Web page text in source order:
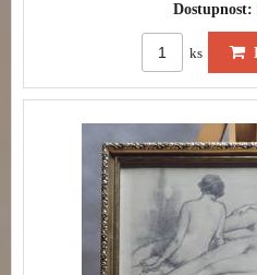
Dostupnost:
ks